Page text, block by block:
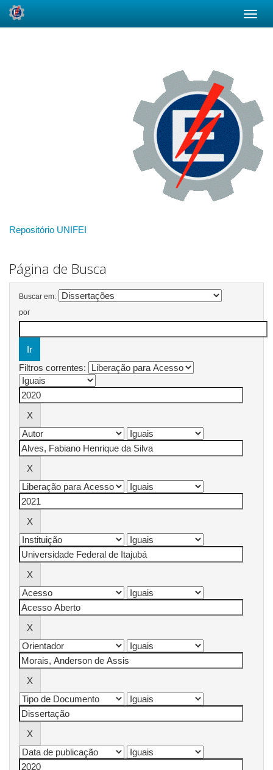
Repositório UNIFEI
Página de Busca
Buscar em:
por
Filtros correntes: